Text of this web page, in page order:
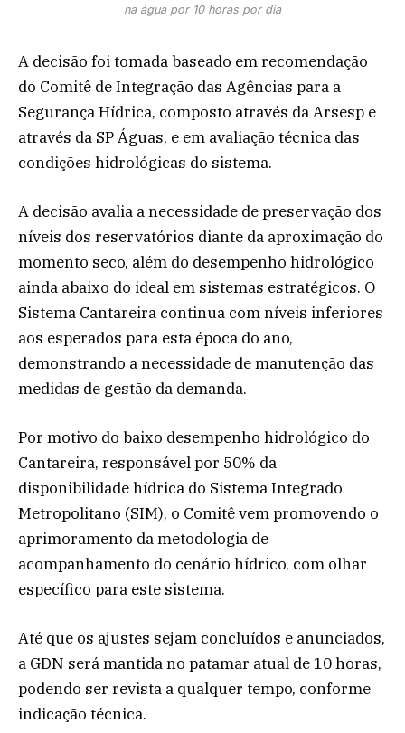
na água por 10 horas por dia
A decisão foi tomada baseado em recomendação
do Comitê de Integração das Agências para a
Segurança Hídrica, composto através da Arsesp e
através da SP Águas, e em avaliação técnica das
condições hidrológicas do sistema.
A decisão avalia a necessidade de preservação dos
níveis dos reservatórios diante da aproximação do
momento seco, além do desempenho hidrológico
ainda abaixo do ideal em sistemas estratégicos. O
Sistema Cantareira continua com níveis inferiores
aos esperados para esta época do ano,
demonstrando a necessidade de manutenção das
medidas de gestão da demanda.
Por motivo do baixo desempenho hidrológico do
Cantareira, responsável por 50% da
disponibilidade hídrica do Sistema Integrado
Metropolitano (SIM), o Comitê vem promovendo o
aprimoramento da metodologia de
acompanhamento do cenário hídrico, com olhar
específico para este sistema.
Até que os ajustes sejam concluídos e anunciados,
a GDN será mantida no patamar atual de 10 horas,
podendo ser revista a qualquer tempo, conforme
indicação técnica.